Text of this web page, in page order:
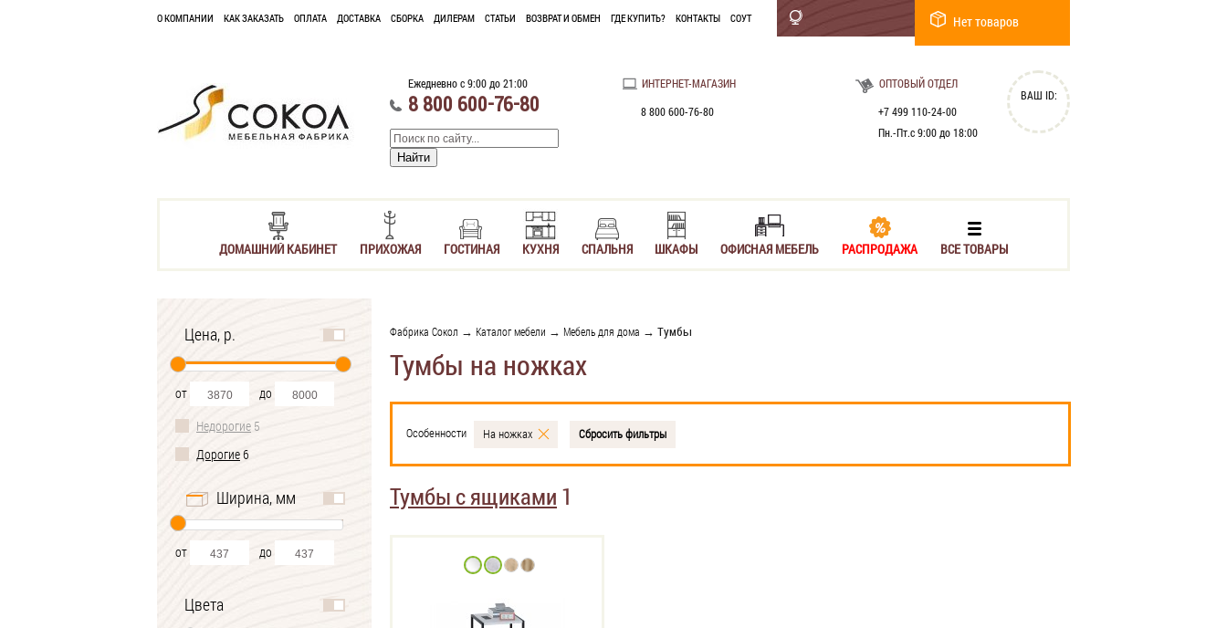
О КОМПАНИИ КАК ЗАКАЗАТЬ ОПЛАТА ДОСТАВКА СБОРКА ДИЛЕРАМ СТАТЬИ ВОЗВРАТ И ОБМЕН ГДЕ КУПИТЬ? КОНТАКТЫ СОУТ Нет товаров
Ежедневно с 9:00 до 21:00
8 800 600-76-80
ИНТЕРНЕТ-МАГАЗИН
8 800 600-76-80
ОПТОВЫЙ ОТДЕЛ
+7 499 110-24-00
Пн.-Пт.с 9:00 до 18:00
ВАШ ID:
ДОМАШНИЙ КАБИНЕТ ПРИХОЖАЯ ГОСТИНАЯ КУХНЯ СПАЛЬНЯ ШКАФЫ ОФИСНАЯ МЕБЕЛЬ РАСПРОДАЖА ВСЕ ТОВАРЫ
Цена, р.
от
до
Недорогие 5
Дорогие6
Ширина, мм
от до
Цвета
Фабрика Сокол → Каталог мебели → Мебель для дома → Тумбы
Тумбы на ножках
Особенности На ножках Сбросить фильтры
Тумбы с ящиками 1